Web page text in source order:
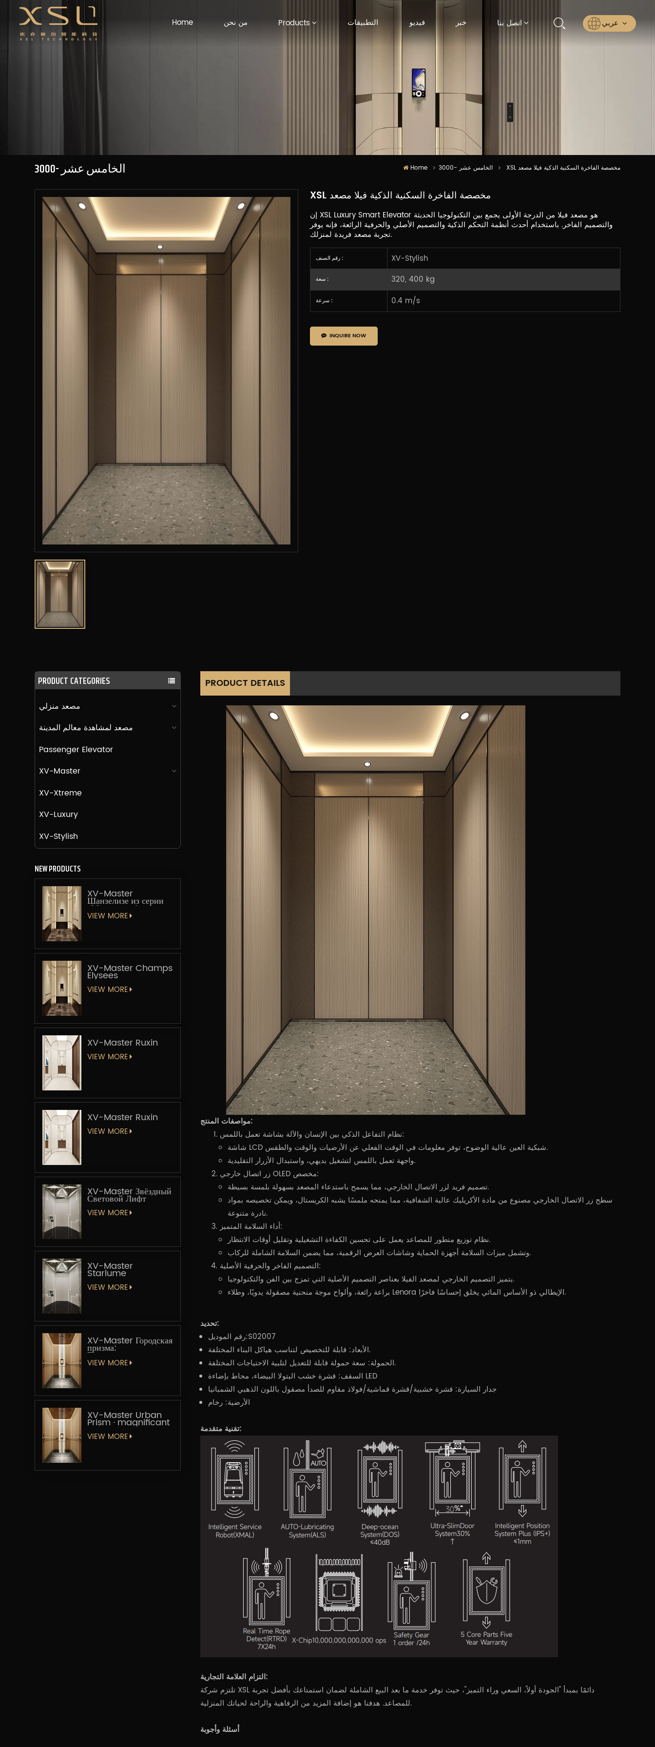
Home من نحن Products التطبيقات فيديو خبر اتصل بنا عربي
الخامس عشر -3000 Home الخامس عشر -3000 XSL مخصصة الفاخرة السكنية الذكية فيلا مصعد
XSL مخصصة الفاخرة السكنية الذكية فيلا مصعد
إن XSL Luxury Smart Elevator هو مصعد فيلا من الدرجة الأولى يجمع بين التكنولوجيا الحديثة
والتصميم الفاخر. باستخدام أحدث أنظمة التحكم الذكية والتصميم الأصلي والحرفية الرائعة، فإنه يوفر
تجربة مصعد فريدة لمنزلك.
رقم الصنف : XV-Stylish
سعة : 320, 400 kg
سرعة : 0.4 m/s
INQUIRE NOW
PRODUCT CATEGORIES
مصعد منزلي
مصعد لمشاهدة معالم المدينة
Passenger Elevator
XV-Master
XV-Xtreme
XV-Luxury
XV-Stylish
NEW PRODUCTS
XV-Master
Шанзелизе из серии
«Мастер-лифт»
VIEW MORE
XV-Master Champs
Elysees
VIEW MORE
XV-Master Ruxin
VIEW MORE
XV-Master Ruxin
VIEW MORE
XV-Master Звёздный
Световой Лифт
VIEW MORE
XV-Master
Starlume
VIEW MORE
XV-Master Городская
призма:
Геометрическая
увертюра
VIEW MORE
XV-Master Urban
Prism · magnificant
VIEW MORE
PRODUCT DETAILS
مواصفات المنتج:
نظام التفاعل الذكي بين الإنسان والآلة بشاشة تعمل باللمس:
شاشة LCD شبكية العين عالية الوضوح، توفر معلومات في الوقت الفعلي عن الأرضيات والوقت والطقس.
واجهة تعمل باللمس لتشغيل بديهي، واستبدال الأزرار التقليدية.
زر اتصال خارجي OLED مخصص:
تصميم فريد لزر الاتصال الخارجي، مما يسمح باستدعاء المصعد بسهولة بلمسة بسيطة.
سطح زر الاتصال الخارجي مصنوع من مادة الأكريليك عالية الشفافية، مما يمنحه ملمسًا يشبه الكريستال، ويمكن تخصيصه بمواد
نادرة متنوعة.
أداء السلامة المتميز:
نظام توزيع متطور للمصاعد يعمل على تحسين الكفاءة التشغيلية وتقليل أوقات الانتظار.
وتشمل ميزات السلامة أجهزة الحماية وشاشات العرض الرقمية، مما يضمن السلامة الشاملة للركاب.
التصميم الفاخر والحرفية الأصلية:
يتميز التصميم الخارجي لمصعد الفيلا بعناصر التصميم الأصلية التي تمزج بين الفن والتكنولوجيا.
براعة رائعة، وألواح موجة منحنية مصقولة يدويًا، وطلاء Lenora الإيطالي ذو الأساس المائي يخلق إحساسًا فاخرًا.
تحديد:
رقم الموديل:S02007
الأبعاد: قابلة للتخصيص لتناسب هياكل البناء المختلفة.
الحمولة: سعة حمولة قابلة للتعديل لتلبية الاحتياجات المختلفة.
السقف: قشرة خشب البتولا البيضاء، محاط بإضاءة LED
جدار السيارة: قشرة خشبية/قشرة قماشية/فولاذ مقاوم للصدأ مصقول باللون الذهبي الشمبانيا
الأرضية: رخام
تقنية متقدمة:
التزام العلامة التجارية:
تلتزم شركة XSL دائمًا بمبدأ "الجودة أولاً، السعي وراء التميز"، حيث توفر خدمة ما بعد البيع الشاملة لضمان استمتاعك بأفضل تجربة
للمصاعد. هدفنا هو إضافة المزيد من الرفاهية والراحة لحياتك المنزلية.
أسئلة وأجوبة